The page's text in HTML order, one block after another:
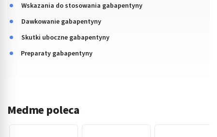
Wskazania do stosowania gabapentyny
Dawkowanie gabapentyny
Skutki uboczne gabapentyny
Preparaty gabapentyny
Medme poleca